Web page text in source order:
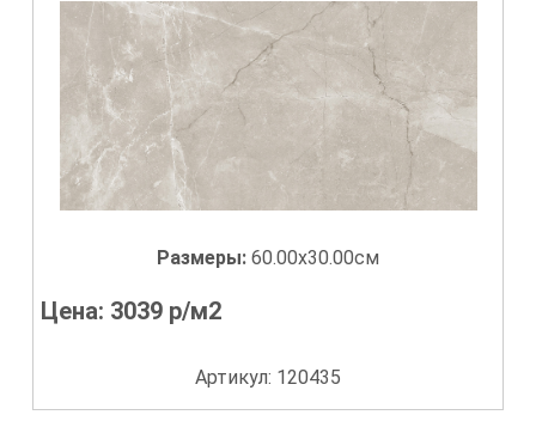
Размеры: 60.00x30.00см
Цена: 3039 р/м2
Артикул: 120435